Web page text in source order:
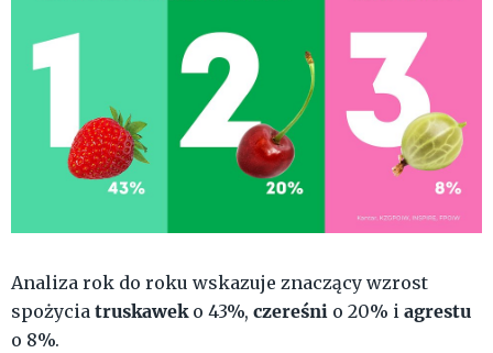
Analiza rok do roku wskazuje znaczący wzrost
spożycia truskawek o 43%, czereśni o 20% i agrestu
o 8%.